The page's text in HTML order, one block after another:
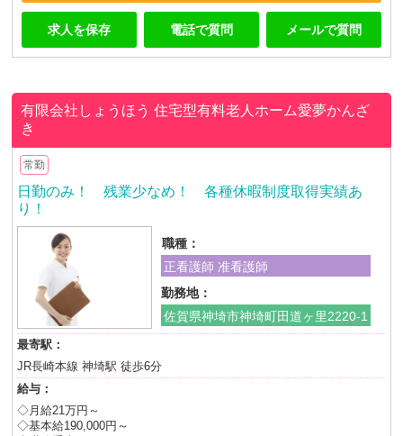
求人を保存 電話で質問 メールで質問
有限会社しょうほう住宅型有料老人ホーム愛夢かんざ
き
常勤
日勤のみ！ 残業少なめ！ 各種休暇制度取得実績あ
り！
職種：
正看護師 准看護師
勤務地：
佐賀県神埼市神埼町田道ヶ里2220-1
最寄駅：
JR長崎本線 神埼駅 徒歩6分
給与：
◇月給21万円～
◇基本給190,000円～